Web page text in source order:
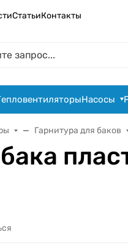
СтатьиКонтакты
Насосы
Гарнитура для баков